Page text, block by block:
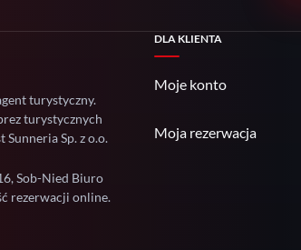
turystyczny.
turystycznych
Sp. z o.o.
Sob-Nied Biuro
rezerwacji online.
DLA KLIENTA
Moje konto
Moja rezerwacja